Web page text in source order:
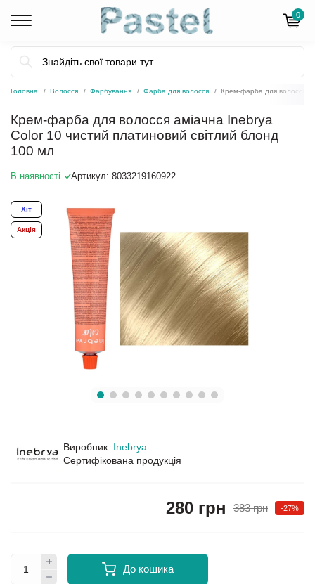
0
Головна Волосся Фарбування Фарба для волосся Крем-фарба для волосся
Крем-фарба для волосся аміачна Inebrya
Color 10 чистий платиновий світлий блонд
100 мл
В наявності Артикул: 8033219160922
Хіт
Акція
Виробник: Inebrya
Сертифікована продукція
383 грн -27%
280 грн
До кошика